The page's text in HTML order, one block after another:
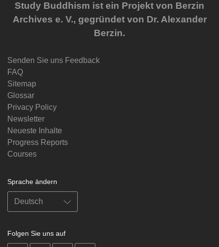
Study Buddhism ist ein Projekt von Berzin
Archives e. V., gegründet von Dr. Alexander
Berzin.
Senden Sie uns Feedback
FAQ
Sitemap
Glossar
Privacy Policy
Newsletter
Neueste Inhalte
Progress Reports
Courses
Sprache ändern
Folgen Sie uns auf